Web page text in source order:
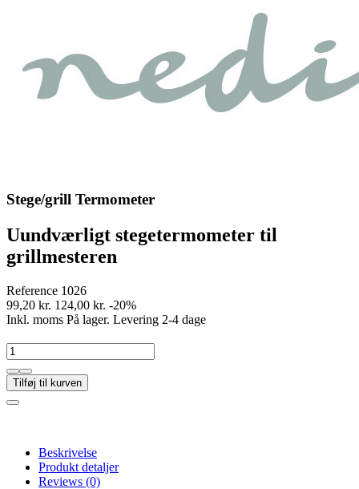
Stege/grill Termometer
Uundværligt stegetermometer til
grillmesteren
Reference 1026
99,20 kr. 124,00 kr. -20%
Inkl. moms På lager. Levering 2-4 dage
Tilføj til kurven
Beskrivelse
Produkt detaljer
Reviews (0)